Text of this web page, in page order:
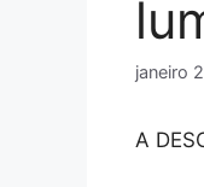
janeiro
A